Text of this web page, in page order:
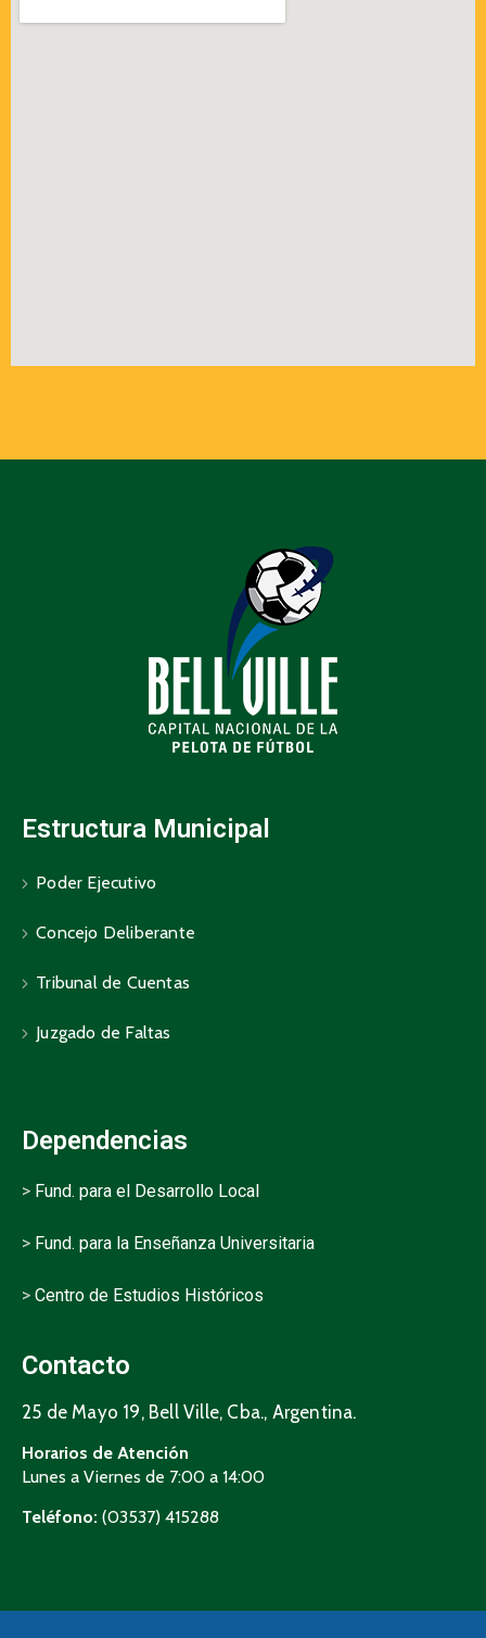
Estructura Municipal
Poder Ejecutivo
Concejo Deliberante
Tribunal de Cuentas
Juzgado de Faltas
Dependencias
> Fund. para el Desarrollo Local
> Fund. para la Enseñanza Universitaria
> Centro de Estudios Históricos
Contacto
25 de Mayo 19, Bell Ville, Cba., Argentina.
Horarios de Atención
Lunes a Viernes de 7:00 a 14:00
Teléfono: (03537) 415288